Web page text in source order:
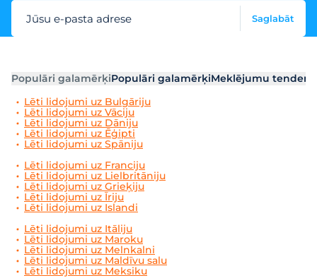
Jūsu e-pasta adrese Saglabāt
Populāri galamērķiPopulāri galamērķiMeklējumu
Lēti lidojumi uz Bulgāriju
Lēti lidojumi uz Vāciju
Lēti lidojumi uz Dāniju
Lēti lidojumi uz Ēģipti
Lēti lidojumi uz Spāniju
Lēti lidojumi uz Franciju
Lēti lidojumi uz Lielbritāniju
Lēti lidojumi uz Grieķiju
Lēti lidojumi uz Īriju
Lēti lidojumi uz Islandi
Lēti lidojumi uz Itāliju
Lēti lidojumi uz Maroku
Lēti lidojumi uz Melnkalni
Lēti lidojumi uz Maldīvu salu
Lēti lidojumi uz Meksiku